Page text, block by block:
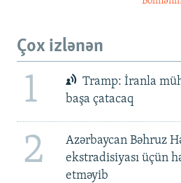
Çox izlənən
1
Tramp: İranla
başa çatacaq
2
Azərbaycan Bəhruz
ekstradisiyası üçün
etməyib